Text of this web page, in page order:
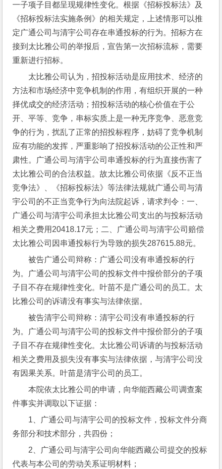
一子项子目都呈现规律性变化。根据《招标投标法》及
《招标投标法实施条例》的相关规定，上述情形可以推
定广通公司与清宇公司存在串通投标的行为。招标方在
接到太比雅公司的举报后，宣告第一次招标流标，需要
重新进行招标。
太比雅公司认为，招投标活动是应用技术、经济的
方法和市场经济中竞争机制的作用，有组织开展的一种
择优成交的经济活动；招投标活动的核心价值在于公
开、平等、竞争，串标实质上是一种无序竞争、恶意竞
争的行为，扰乱了正常的招投标程序，妨碍了竞争机制
应有功能的发挥，严重影响了招投标活动的公正性和严
肃性。广通公司与清宇公司串通投标的行为直接伤害了
太比雅公司的合法权益。故太比雅公司依据《反不正当
竞争法》、《招标投标法》等法律法规就广通公司与清
宇公司的不正当竞争行为向法院起诉，请求判令：一、
广通公司与清宇公司承担太比雅公司支出的与投标活动
相关之费用20418.17元；二、广通公司与清宇公司赔偿
太比雅公司因串通投标行为导致的损失287615.88元。
被告广通公司辩称：广通公司没有串通投标的行
为。广通公司与清宇公司的投标文件中报价部分的子项
子目不存在规律性变化。叶苗不是广通公司的员工。太
比雅公司的诉请没有事实与法律依据。
被告清宇公司辩称：清宇公司没有串通投标的行
为。广通公司与清宇公司的投标文件中报价部分的子项
子目不存在规律性变化。太比雅公司诉请的与投标活动
相关之费用及损失没有事实与法律依据，与清宇公司没
有因果关系。叶苗是清宇公司的员工。
本院依太比雅公司的申请，向华能西藏公司调查案
件事实并调取以下证据：
1、广通公司与清宇公司的投标文件，投标文件分商
务部分和技术部分，共四份；
2、广通公司与清宇公司向华能西藏公司提交的投标
代表与本公司的劳动关系证明材料；